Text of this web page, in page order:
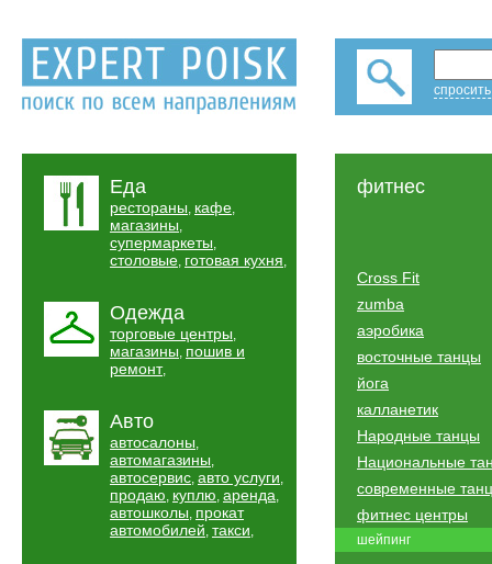
Еда
рестораны, кафе,
магазины,
супермаркеты,
столовые, готовая кухня,
Одежда
торговые центры,
магазины, пошив и
ремонт,
Авто
автосалоны,
автомагазины,
автосервис, авто услуги,
продаю, куплю, аренда,
автошколы, прокат
автомобилей, такси,
фитнес
Cross Fit
zumba
аэробика
восточные танцы
йога
калланетик
Народные танцы
Национальные
современные
фитнес центры
шейпинг